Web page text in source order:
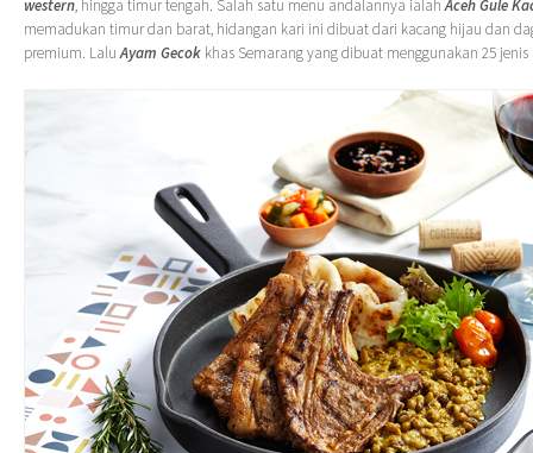
western, hingga timur tengah. Salah satu menu andalannya ialahAceh Gule
memadukan timur dan barat, hidangan kari ini dibuat dari kacang hijau dan
premium. LaluAyam Gecok khas Semarang yang dibuat menggunakan 25